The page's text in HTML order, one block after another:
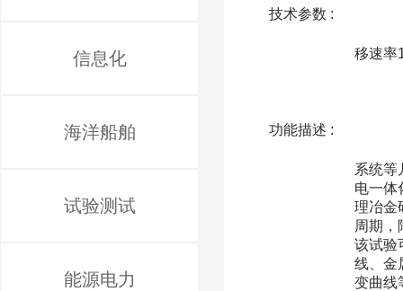
信息化
海洋船舶
试验测试
能源电力
技术参数 :
移速率
功能描述 :
系统等
电一体
理冶金
周期，
该试验
线、金
变曲线